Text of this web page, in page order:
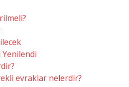
evraklar nelerdir?